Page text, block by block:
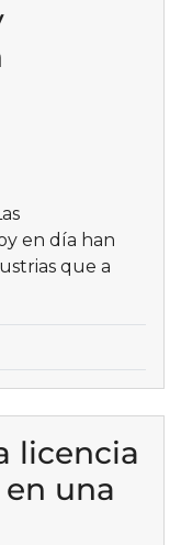
en día han
que a
licencia
en una